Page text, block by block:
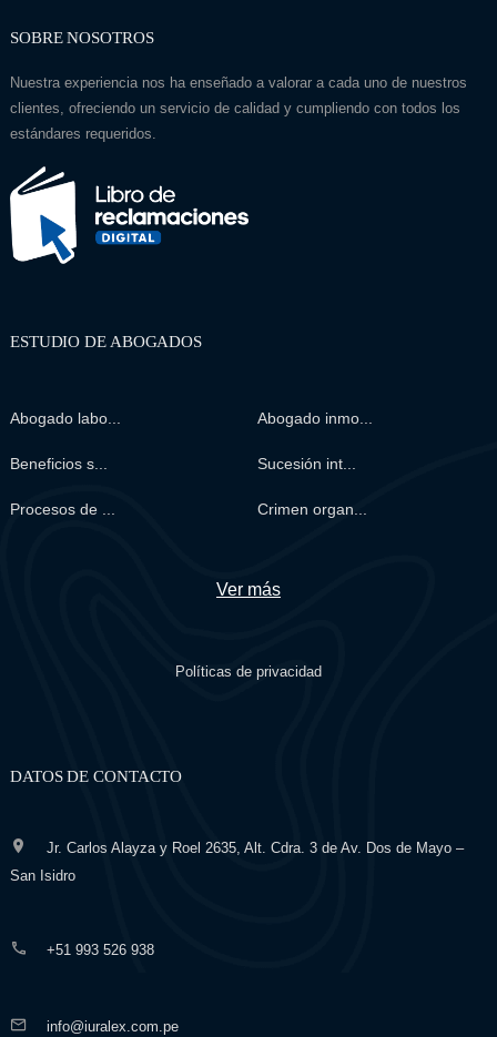
SOBRE NOSOTROS
Nuestra experiencia nos ha enseñado a valorar a cada uno de nuestros
clientes, ofreciendo un servicio de calidad y cumpliendo con todos los
estándares requeridos.
ESTUDIO DE ABOGADOS
Abogado labo... Abogado inmo...
Beneficios s... Sucesión int...
Procesos de ... Crimen organ...
Ver más
Políticas de privacidad
DATOS DE CONTACTO
Jr. Carlos Alayza y Roel 2635, Alt. Cdra. 3 de Av. Dos de Mayo –
San Isidro
+51 993 526 938
info@iuralex.com.pe